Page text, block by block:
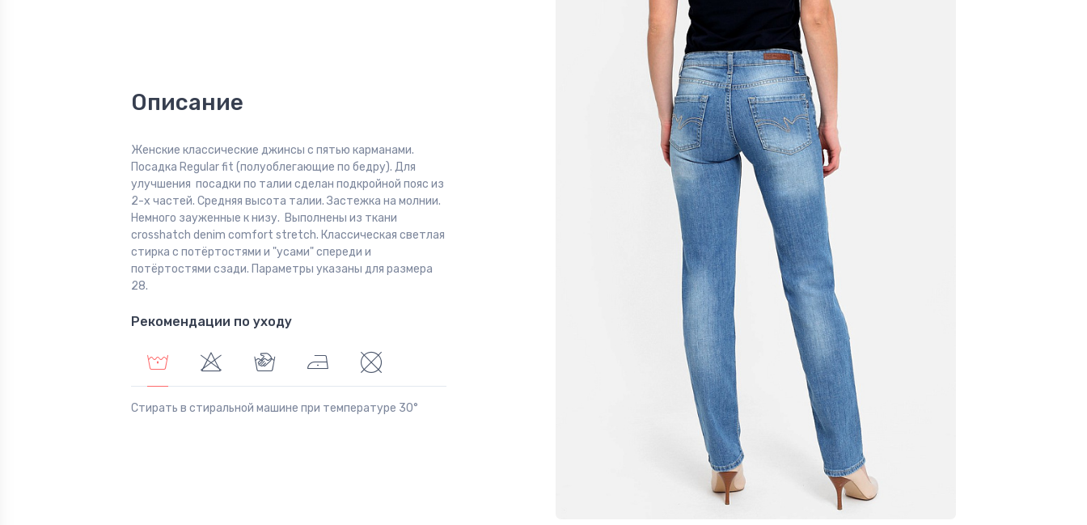
Описание
Женские классические джинсы с пятью карманами.
Посадка Regular fit (полуоблегающие по бедру). Для
улучшения посадки по талии сделан подкройной пояс из
2-х частей. Средняя высота талии. Застежка на молнии.
Немного зауженные к низу. Выполнены из ткани
crosshatch denim comfort stretch. Классическая светлая
стирка с потёртостями и "усами" спереди и
потёртостями сзади. Параметры указаны для размера
28.
Рекомендации по уходу
Стирать в стиральной машине при температуре 30°